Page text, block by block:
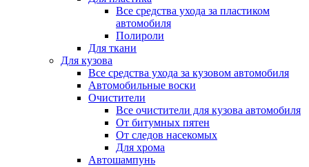
Все средства ухода за пластиком
автомобиля
Полироли
Для ткани
Для кузова
Все средства ухода за кузовом автомобиля
Автомобильные воски
Очистители
Все очистители для кузова автомобиля
От битумных пятен
От следов насекомых
Для хрома
Автошампунь